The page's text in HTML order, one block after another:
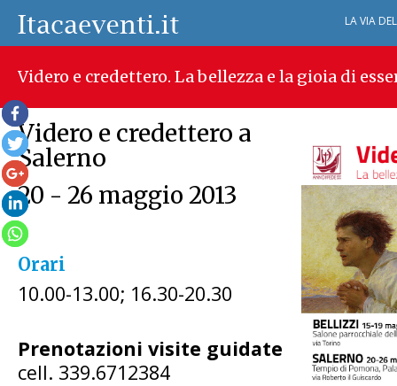
LA VIA
Videro e credettero. La bellezza e la gioia di
Videro e credettero a
Salerno
20 - 26 maggio 2013
Orari
10.00-13.00; 16.30-20.30
Prenotazioni visite guidate
cell. 339.6712384